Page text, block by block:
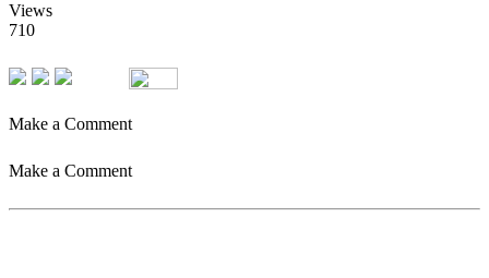
Views
710
Make a Comment
Make a Comment